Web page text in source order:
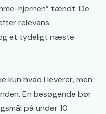
hjernen” tændt. De
relevans:
et tydeligt næste
hvad I leverer, men
En besøgende bør
på under 10